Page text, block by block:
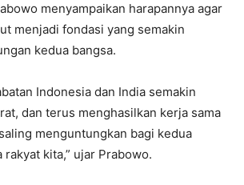
menyampaikan harapannya agar
menjadi fondasi yang semakin
kedua bangsa.
Indonesia dan India semakin
dan terus menghasilkan kerja sama
menguntungkan bagi kedua
rakyat kita,” ujar Prabowo.